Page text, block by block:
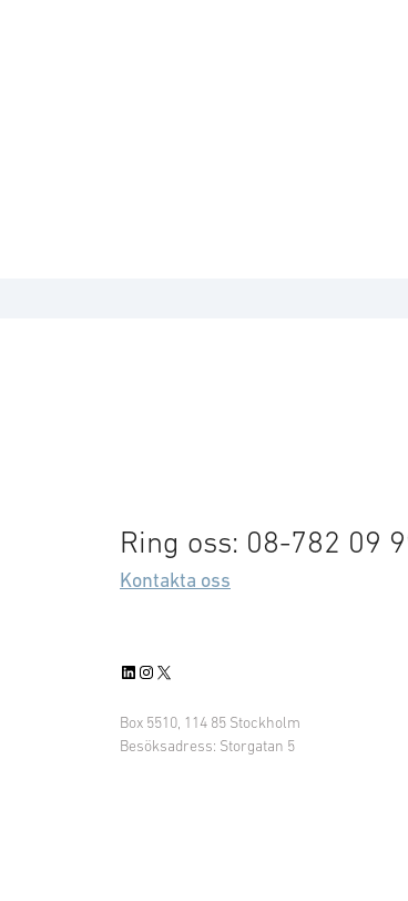
Ring oss: 08-782 09
Kontakta oss
LinkedIn
Instagram
X
Box 5510, 114 85 Stockholm
Besöksadress: Storgatan 5